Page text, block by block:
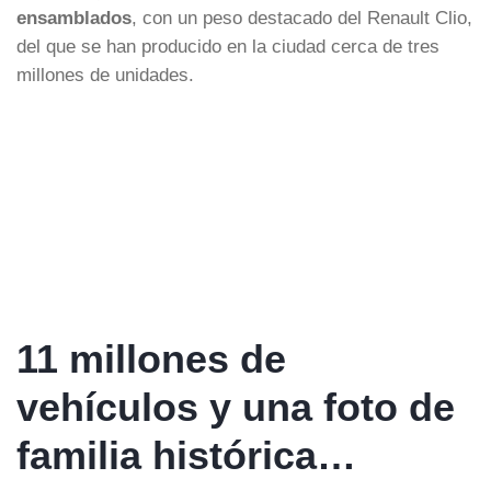
ensamblados, con un peso destacado del Renault Clio,
del que se han producido en la ciudad cerca de tres
millones de unidades.
11 millones de
vehículos y una foto de
familia histórica…